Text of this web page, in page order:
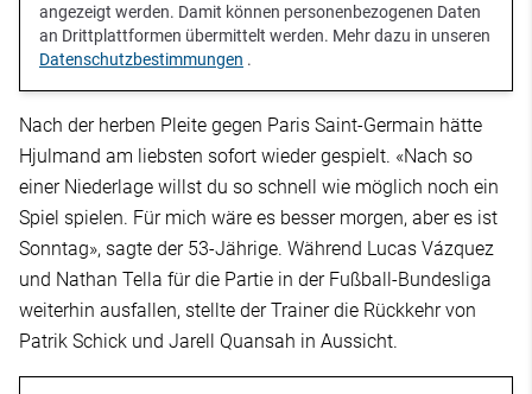
angezeigt werden. Damit können personenbezogenen Daten
an Drittplattformen übermittelt werden. Mehr dazu in unseren
Datenschutzbestimmungen .
Nach der herben Pleite gegen Paris Saint-Germain hätte
Hjulmand am liebsten sofort wieder gespielt. «Nach so
einer Niederlage willst du so schnell wie möglich noch ein
Spiel spielen. Für mich wäre es besser morgen, aber es ist
Sonntag», sagte der 53-Jährige. Während Lucas Vázquez
und Nathan Tella für die Partie in der Fußball-Bundesliga
weiterhin ausfallen, stellte der Trainer die Rückkehr von
Patrik Schick und Jarell Quansah in Aussicht.